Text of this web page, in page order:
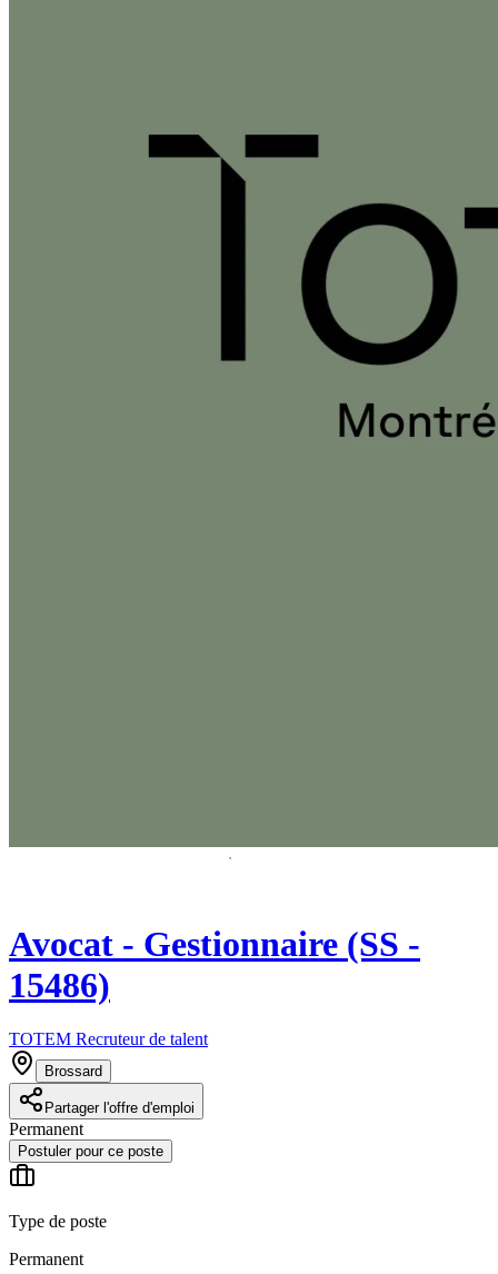
Avocat - Gestionnaire (SS -
15486)
TOTEM Recruteur de talent
Brossard
Partager l'offre d'emploi
Permanent
Postuler pour ce poste
Type de poste
Permanent